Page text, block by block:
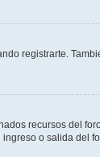
registrarte.
recursos del
o salida del